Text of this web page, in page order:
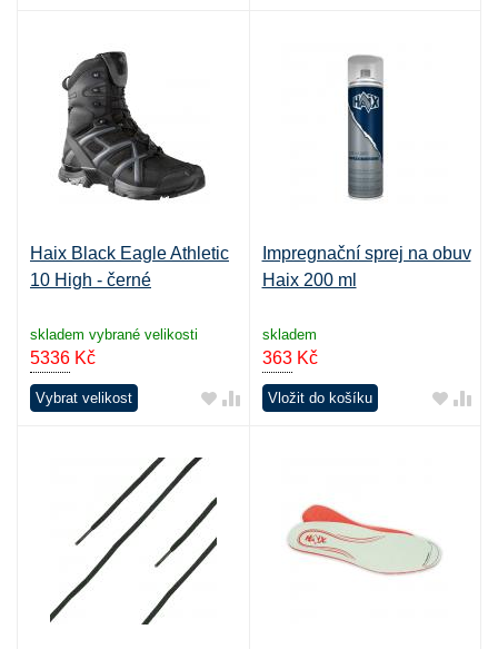
Haix Black Eagle Athletic
10 High - černé
skladem vybrané velikosti
5336 Kč
Vybrat velikost
Impregnační sprej na obuv
Haix 200 ml
skladem
363Kč
Vložit do košíku